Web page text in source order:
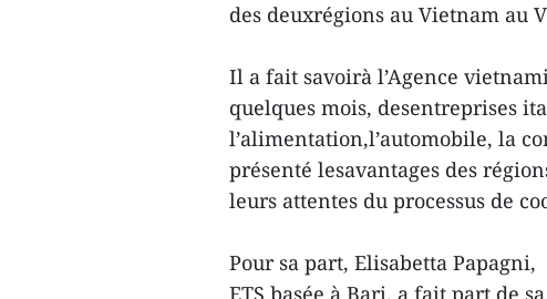
des deuxrégions au Vietnam au
Il a fait savoirà l’Agence
quelques mois, desentreprises
l’alimentation,l’automobile, la
présenté lesavantages des
leurs attentes du processus de
Pour sa part, Elisabetta
ETS basée à Bari, a fait part de